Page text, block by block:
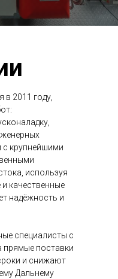
2011 году,
с крупнейшими
используя
качественные
надёжность и
специалисты с
прямые поставки
и снижают
Дальнему